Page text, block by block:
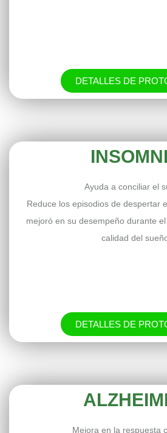
DETALLES DE
Ayuda a conciliar el
Reduce los episodios de despertar
mejoró en su desempeño durante
calidad del
DETALLES DE
Mejora en la respuesta